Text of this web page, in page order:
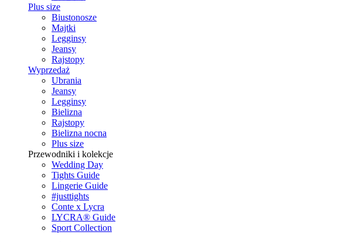
Plus size
Biustonosze
Majtki
Legginsy
Jeansy
Rajstopy
Wyprzedaż
Ubrania
Jeansy
Legginsy
Bielizna
Rajstopy
Bielizna nocna
Plus size
Przewodniki i kolekcje
Wedding Day
Tights Guide
Lingerie Guide
#justtights
Conte x Lycra
LYCRA® Guide
Sport Сollection